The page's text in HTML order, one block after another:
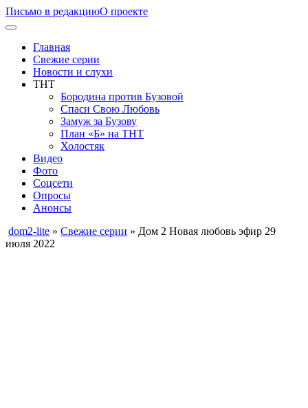
Письмо в редакциюО проекте
Главная
Свежие серии
Новости и слухи
ТНТ
Бородина против Бузовой
Спаси Свою Любовь
Замуж за Бузову
План «Б» на ТНТ
Холостяк
Видео
Фото
Соцсети
Опросы
Анонсы
dom2-lite » Свежие серии » Дом 2 Новая любовь эфир 29
июля 2022